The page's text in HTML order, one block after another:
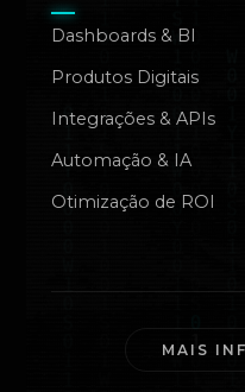
Dashboards & BI
Produtos Digitais
Integrações & APIs
Automação & IA
Otimização de ROI
MAIS